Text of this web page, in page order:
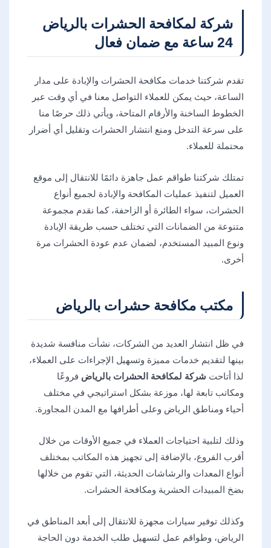
شركة لمكافحة الحشرات بالرياض
24 ساعة مع ضمان فعال
تقدم شركتنا خدمات مكافحة الحشرات والإبادة على مدار
الساعة، حيث يمكن للعملاء التواصل معنا في أي وقت عبر
الخطوط الساخنة والأرقام المتاحة، ويأتي ذلك حرصًا منا
على سرعة التدخل ومنع انتشار الحشرات وتقليل أي أضرار
محتملة للعملاء.
تمتلك شركتنا طواقم عمل جاهزة دائمًا للانتقال إلى موقع
العميل لتنفيذ عمليات المكافحة والإبادة لجميع أنواع
الحشرات، سواء الطائرة أو الزاحفة، كما نقدم مجموعة
متنوعة من الضمانات التي تختلف حسب طريقة الإبادة
ونوع المبيد المستخدم، لضمان عدم عودة الحشرات مرة
أخرى.
مكتب مكافحة حشرات بالرياض
في ظل انتشار العديد من الشركات، نشأت منافسة شديدة
بينها لتقديم خدمات مميزة وتسهيل الإجراءات على العملاء،
لذا أتاحت شركة لمكافحة الحشرات بالرياض فروعًا
ومكاتب تابعة لها، موزعة بشكل استراتيجي في مختلف
أحياء ومناطق الرياض وعلى أطرافها مع المدن المجاورة.
وذلك لتلبية احتياجات العملاء في جميع الأوقات من خلال
أقرب الفروع، بالإضافة إلى تجهيز هذه المكاتب بمختلف
أنواع المعدات والرشاشات الحديثة، التي تقوم من خلالها
بضخ المبيدات الحشرية ومكافحة الحشرات.
وكذلك توفير سيارات مجهزة للانتقال إلى أبعد المناطق في
الرياض، وطواقم عمل لتسهيل طلب الخدمة دون الحاجة